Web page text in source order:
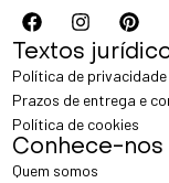
Textos
Política de privacidade
Prazos de entrega e
Política de cookies
Conhece-nos
Quem somos